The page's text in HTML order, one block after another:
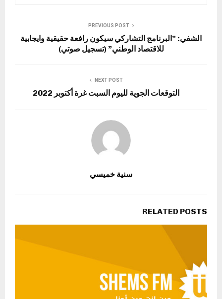
PREVIOUS POST
الشفي: ”البرنامج التشاركي سيكون رافعة حقيقية وايجابية
للاقتصاد الوطني” (تسجيل صوتي)
NEXT POST
التوقعات الجوية لليوم السبت غرة أكتوبر 2022
سنية خميسي
RELATED POSTS